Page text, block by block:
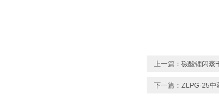
上一篇： 碳酸锂闪蒸
下一篇： ZLPG-25中